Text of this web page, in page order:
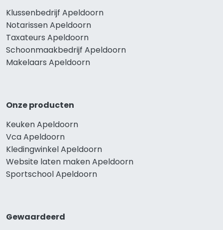
Klussenbedrijf Apeldoorn
Notarissen Apeldoorn
Taxateurs Apeldoorn
Schoonmaakbedrijf Apeldoorn
Makelaars Apeldoorn
Onze producten
Keuken Apeldoorn
Vca Apeldoorn
Kledingwinkel Apeldoorn
Website laten maken Apeldoorn
Sportschool Apeldoorn
Gewaardeerd